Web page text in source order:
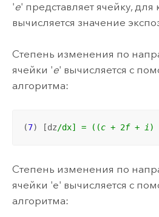
'e' представляет ячейку, для
вычисляется значение
Степень изменения по
ячейки 'e' вычисляется с
алгоритма:
(7) [dz/dx] = ((c + 2f + i)
Степень изменения по
ячейки 'e' вычисляется с
алгоритма: